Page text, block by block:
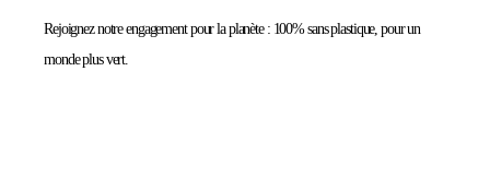
Rejoignez notre engagement pour la planète : 100% sans plastique, pour un
monde plus vert.